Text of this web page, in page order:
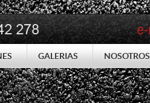
GALERIAS NOSOTROS